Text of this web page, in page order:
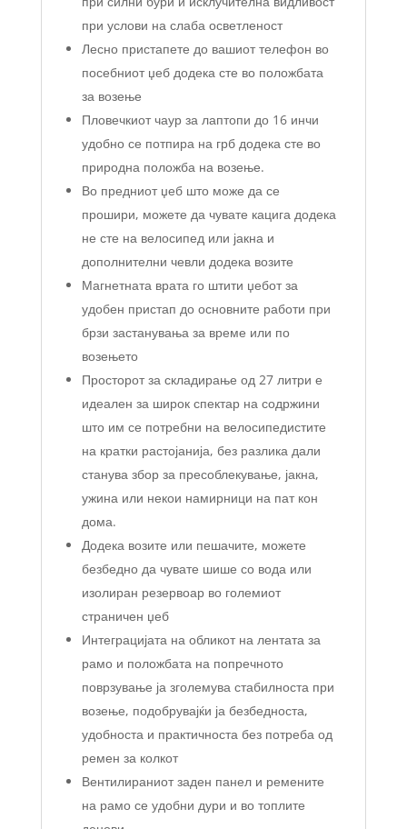
при услови на слаба осветленост
Лесно пристапете до вашиот телефон во
посебниот џеб додека сте во положбата
за возење
Пловечкиот чаур за лаптопи до 16 инчи
удобно се потпира на грб додека сте во
природна положба на возење.
Во предниот џеб што може да се
прошири, можете да чувате кацига додека
не сте на велосипед или јакна и
дополнителни чевли додека возите
Магнетната врата го штити џебот за
удобен пристап до основните работи при
брзи застанувања за време или по
возењето
Просторот за складирање од 27 литри е
идеален за широк спектар на содржини
што им се потребни на велосипедистите
на кратки растојанија, без разлика дали
станува збор за пресоблекување, јакна,
ужина или некои намирници на пат кон
дома.
Додека возите или пешачите, можете
безбедно да чувате шише со вода или
изолиран резервоар во големиот
страничен џеб
Интеграцијата на обликот на лентата за
рамо и положбата на попречното
поврзување ја зголемува стабилноста при
возење, подобрувајќи ја безбедноста,
удобноста и практичноста без потреба од
ремен за колкот
Вентилираниот заден панел и ремените
на рамо се удобни дури и во топлите